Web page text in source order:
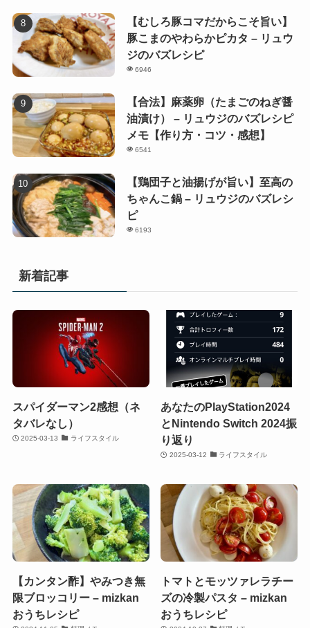
【むしろ豚コマだからこそ旨い】
豚こまのやわらかピカタ – リュウ
ジのバズレシピ
6946
【合法】麻薬卵（たまごのねぎ醤
油漬け） – リュウジのバズレシピ
メモ【作り方・コツ・感想】
6541
【鶏団子と油揚げが旨い】至高の
ちゃんこ鍋 – リュウジのバズレシ
ピ
6193
新着記事
スパイダーマン2感想（ネ
タバレなし）
2025-03-13 ライフスタイル
あなたのPlayStation2024
とNintendo Switch 2024振
り返り
2025-03-12 ライフスタイル
【カンタン酢】やみつき無
限ブロッコリー – mizkan
おうちレシピ
トマトとモッツァレラチー
ズの冷製パスタ – mizkan
おうちレシピ